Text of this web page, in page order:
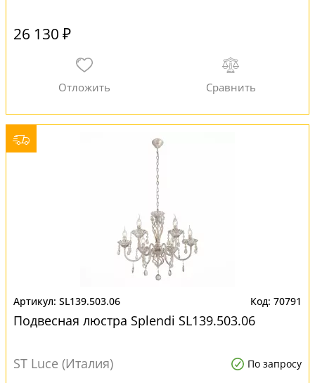
26 130 ₽
SL139.503.06 70791
Подвесная люстра Splendi SL139.503.06
ST Luce (Италия) По запросу